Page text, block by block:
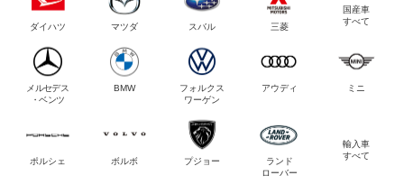
ダイハツ マツダ スバル 三菱
国産車
すべて
メルセデス
・ベンツ
BMW
フォルクス
ワーゲン
アウディ ミニ
ポルシェ ボルボ プジョー
ランド
ローバー
輸入車
すべて